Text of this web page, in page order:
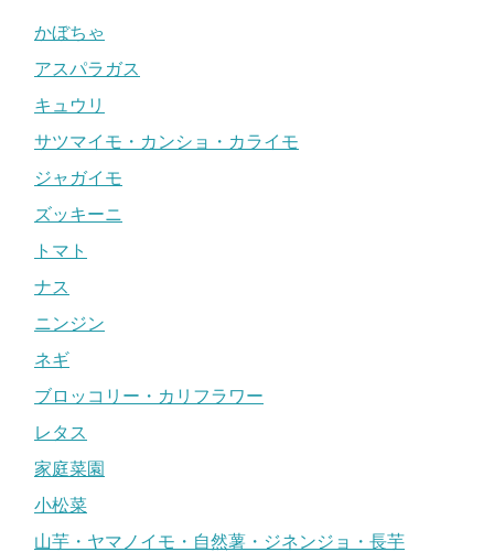
かぼちゃ
アスパラガス
キュウリ
サツマイモ・カンショ・カライモ
ジャガイモ
ズッキーニ
トマト
ナス
ニンジン
ネギ
ブロッコリー・カリフラワー
レタス
家庭菜園
小松菜
山芋・ヤマノイモ・自然薯・ジネンジョ・長芋